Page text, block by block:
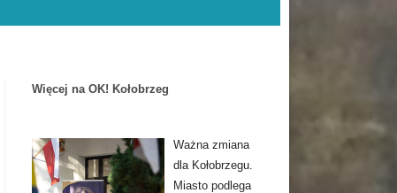
Więcej na OK! Kołobrzeg
Ważna zmiana
dla Kołobrzegu.
Miasto podlega